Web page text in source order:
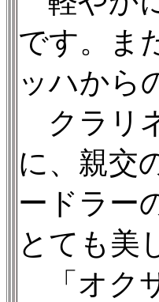
です。ま
ッハから
クラリ
に、親交
ードラー
とても美
「オク